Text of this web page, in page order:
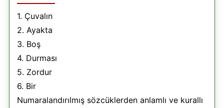
1. Çuvalın
2. Ayakta
3. Boş
4. Durması
5. Zordur
6. Bir
Numaralandırılmış sözcüklerden anlamlı ve kurallı